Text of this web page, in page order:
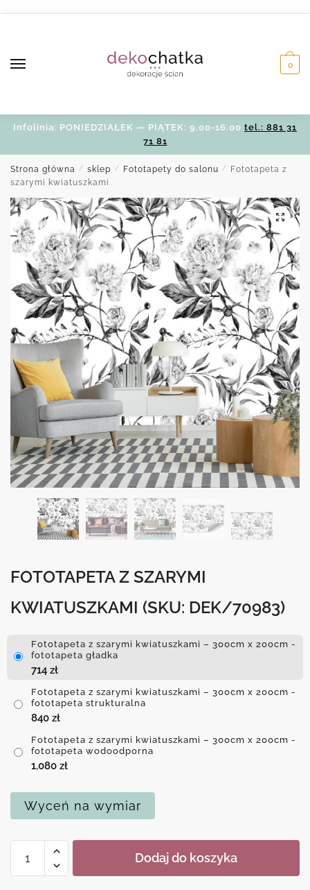
0
Infolinia: PONIEDZIAŁEK — PIĄTEK: 9.00-16.00 tel.: 881 31
71 81
Strona główna / sklep / Fototapety do salonu /
Fototapeta z
szarymi kwiatuszkami
FOTOTAPETA Z SZARYMI
KWIATUSZKAMI (SKU: DEK/70983)
Fototapeta z szarymi kwiatuszkami – 300cm x 200cm -
fototapeta gładka
714 zł
Fototapeta z szarymi kwiatuszkami – 300cm x 200cm -
fototapeta strukturalna
840 zł
Fototapeta z szarymi kwiatuszkami – 300cm x 200cm -
fototapeta wodoodporna
1,080 zł
Wyceń na wymiar
Fototapeta
Dodaj do koszyka